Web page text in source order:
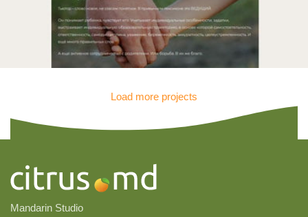
Бизнес-сайты
Разработка сайта для школы
Load more projects
Mandarin Studio